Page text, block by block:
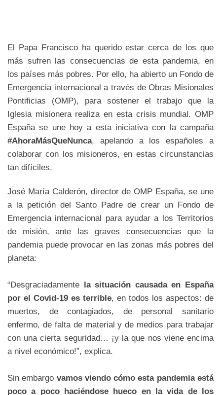
El Papa Francisco ha querido estar cerca de los que
más sufren las consecuencias de esta pandemia, en
los países más pobres. Por ello, ha abierto un Fondo de
Emergencia internacional a través de Obras Misionales
Pontificias (OMP), para sostener el trabajo que la
Iglesia misionera realiza en esta crisis mundial. OMP
España se une hoy a esta iniciativa con la campaña
#AhoraMásQueNunca, apelando a los españoles a
colaborar con los misioneros, en estas circunstancias
tan difíciles.
José María Calderón, director de OMP España, se une
a la petición del Santo Padre de crear un Fondo de
Emergencia internacional para ayudar a los Territorios
de misión, ante las graves consecuencias que la
pandemia puede provocar en las zonas más pobres del
planeta:
“Desgraciadamente la situación causada en España
por el Covid-19 es terrible, en todos los aspectos: de
muertos, de contagiados, de personal sanitario
enfermo, de falta de material y de medios para trabajar
con una cierta seguridad… ¡y la que nos viene encima
a nivel económico!”, explica.
Sin embargo vamos viendo cómo esta pandemia está
poco a poco haciéndose hueco en la vida de los